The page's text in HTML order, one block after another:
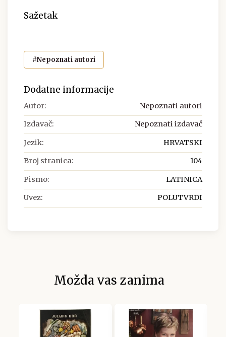
Sažetak
#Nepoznati autori
Dodatne informacije
Autor: Nepoznati autori
Izdavač: Nepoznati izdavač
Jezik: HRVATSKI
Broj stranica: 104
Pismo: LATINICA
Uvez: POLUTVRDI
Možda vas zanima